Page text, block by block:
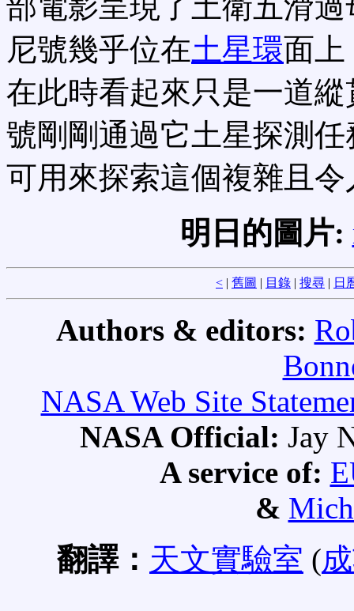
部電影呈現了土衛五滑
尼號幾乎位在土星環面上
在此時看起來只是一道
號剛剛通過它土星探測
可用來探索這個複雜且
明日的圖片:
< | 舊圖 | 目錄 | 搜尋 | 日
Authors & editors:
NASA Web Site
NASA Official: Jay
A service of:
&
翻譯： 天文實驗室 (